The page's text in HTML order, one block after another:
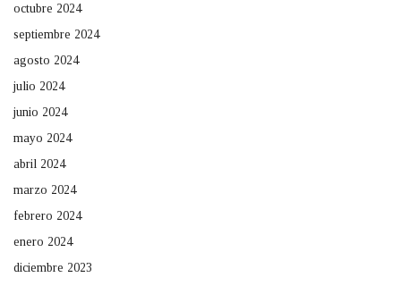
octubre 2024
septiembre 2024
agosto 2024
julio 2024
junio 2024
mayo 2024
abril 2024
marzo 2024
febrero 2024
enero 2024
diciembre 2023